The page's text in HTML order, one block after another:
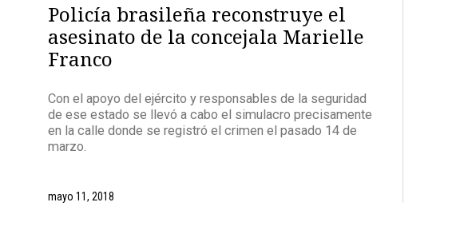
Policía brasileña reconstruye el
asesinato de la concejala Marielle
Franco
Con el apoyo del ejército y responsables de la seguridad
de ese estado se llevó a cabo el simulacro precisamente
en la calle donde se registró el crimen el pasado 14 de
marzo.
mayo 11, 2018